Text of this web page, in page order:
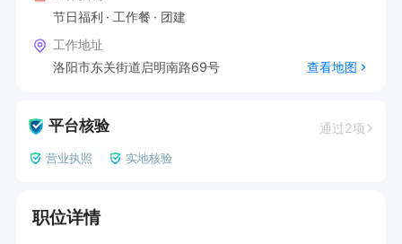
节日福利
工作餐
团建
工作地址
洛阳市东关街道启明南路69号
查看地图
平台核验 通过2项
营业执照 实地核验
职位详情